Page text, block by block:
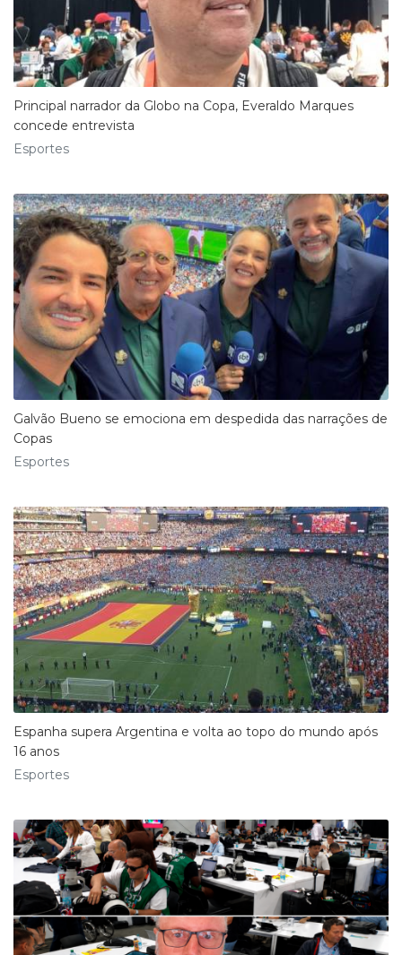
Principal narrador da Globo na Copa, Everaldo Marques
concede entrevista
Esportes
Galvão Bueno se emociona em despedida das narrações de
Copas
Esportes
Espanha supera Argentina e volta ao topo do mundo após
16 anos
Esportes